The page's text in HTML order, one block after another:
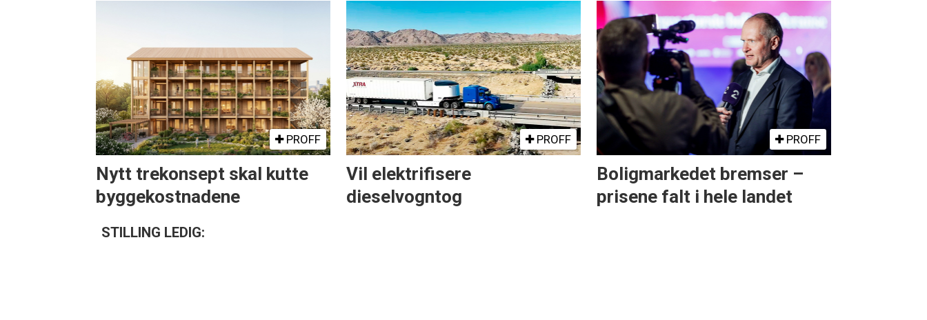
PROFF
Nytt trekonsept skal kutte
byggekostnadene
PROFF
Vil elektrifisere
dieselvogntog
PROFF
Boligmarkedet bremser –
prisene falt i hele landet
STILLING LEDIG: